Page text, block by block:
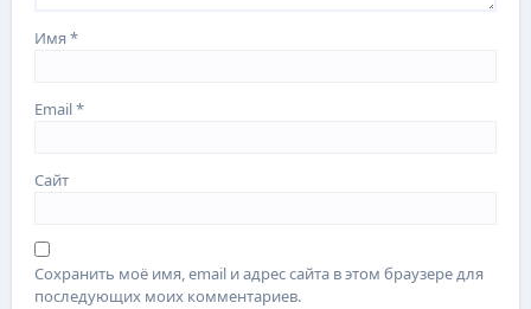
Имя*
Email*
Сайт
Сохранить моё имя, email и адрес сайта в этом браузере для
последующих моих комментариев.